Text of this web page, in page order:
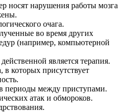
носят нарушения работы мозга
очага.
во время других
(например, компьютерной
является терапия.
в которых присутствует
периоды между приступами.
атак и обмороков.